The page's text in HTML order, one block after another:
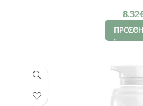
8.32